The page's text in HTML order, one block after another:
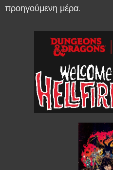
προηγούμενη μέρα.